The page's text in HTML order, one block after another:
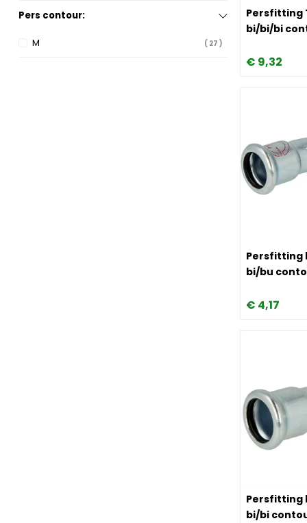
Pers contour:
M 27
Image
Persfitting
bi/bi/bi
€ 9,32
Image
Persfitting
bi/bu
€ 4,17
Image
Persfitting
bi/bi